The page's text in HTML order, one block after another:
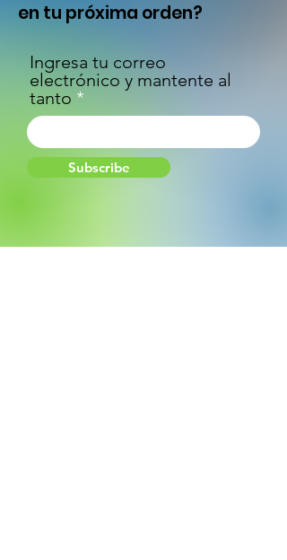
en tu próxima orden?
Ingresa tu correo
electrónico y mantente al
tanto
Subscribe